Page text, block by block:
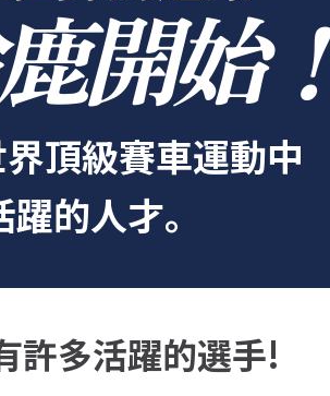
開始
頂級賽車運動中
躍的人才。
許多活躍的選手!